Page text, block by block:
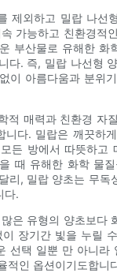
제외하고 밀랍 나선
가능하고 친환경적
부산물로 유해한 화
다. 즉, 밀랍 나선형
이 아름다움과 분위
적 매력과 친환경 자
니다. 밀랍은 깨끗하
든 방에서 따뜻하고
때 유해한 화학 물
리, 밀랍 양초는 무독
다.
은 유형의 양초보다
장기간 빛을 누릴
선택 일뿐 만 아니라
적인 옵션이기도합니